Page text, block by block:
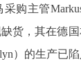
购主管Markus
货，其在德
）的生产已陷